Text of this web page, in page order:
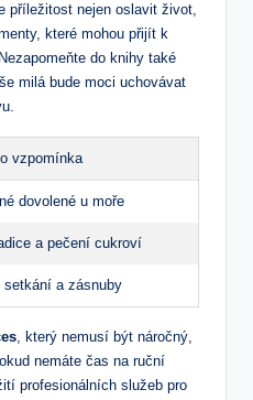
příležitost nejen oslavit život,
které mohou přijít k
do knihy také
milá bude moci uchovávat
vzpomínka
dovolené u moře
a pečení cukroví
setkání a zásnuby
, který nemusí být náročný,
nemáte čas na ruční
profesionálních služeb pro